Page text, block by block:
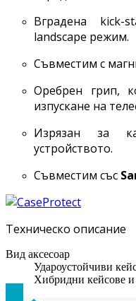
Вградена
landscape режим.
Съвместим с
Оребрен грип,
изпускане на
Изрязан за
устройството.
Съвместим със
Техническо описание
Вид аксесоар
Удароустойчиви
Хибридни кейсове